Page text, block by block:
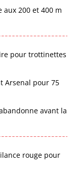
aux 200 et 400 m
pour trottinettes
Arsenal pour 75
avant la
rouge pour